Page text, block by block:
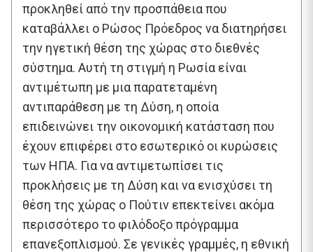
προκληθεί από την προσπάθεια που
καταβάλλει ο Ρώσος Πρόεδρος να διατηρήσει
την ηγετική θέση της χώρας στο διεθνές
σύστημα. Αυτή τη στιγμή η Ρωσία είναι
αντιμέτωπη με μια παρατεταμένη
αντιπαράθεση με τη Δύση, η οποία
επιδεινώνει την οικονομική κατάσταση που
έχουν επιφέρει στο εσωτερικό οι κυρώσεις
των ΗΠΑ. Για να αντιμετωπίσει τις
προκλήσεις με τη Δύση και να ενισχύσει τη
θέση της χώρας ο Πούτιν επεκτείνει ακόμα
περισσότερο το φιλόδοξο πρόγραμμα
επανεξοπλισμού. Σε γενικές γραμμές, η εθνική